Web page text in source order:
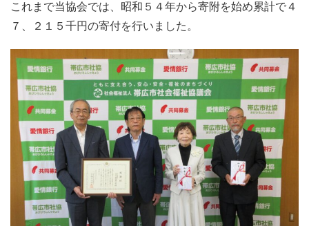
これまで当協会では、昭和５４年から寄附を始め累計で４
７、２１５千円の寄付を行いました。